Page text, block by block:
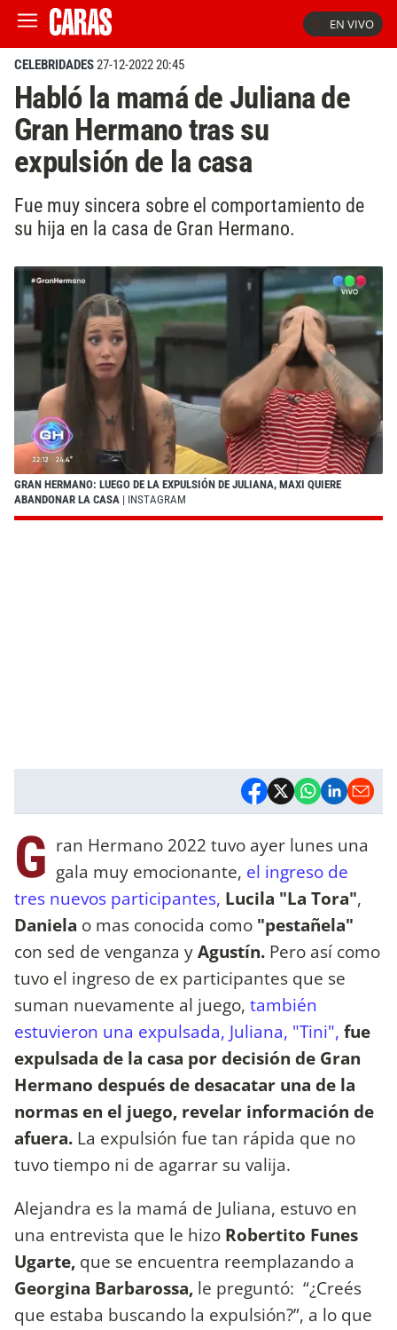
EN VIVO
CELEBRIDADES27-12-2022 20:45
Habló la mamá de Juliana de
Gran Hermano tras su
expulsión de la casa
Fue muy sincera sobre el comportamiento de
su hija en la casa de Gran Hermano.
GRAN HERMANO: LUEGO DE LA EXPULSIÓN DE JULIANA, MAXI QUIERE
ABANDONAR LA CASA | INSTAGRAM
G ran Hermano 2022 tuvo ayer lunes una
gala muy emocionante, el ingreso de
tres nuevos participantes, Lucila "La Tora",
Daniela o mas conocida como "pestañela"
con sed de venganza yAgustín. Pero así como
tuvo el ingreso de ex participantes que se
suman nuevamente al juego, también
estuvieron una expulsada, Juliana, "Tini", fue
expulsada de la casa por decisión de Gran
Hermano después de desacatar una de la
normas en el juego, revelar información de
afuera. La expulsión fue tan rápida que no
tuvo tiempo ni de agarrar su valija.
Alejandra es la mamá de Juliana, estuvo en
una entrevista que le hizo Robertito Funes
Ugarte, que se encuentra reemplazando a
Georgina Barbarossa, le preguntó: “¿Creés
que estaba buscando la expulsión?”, a lo que